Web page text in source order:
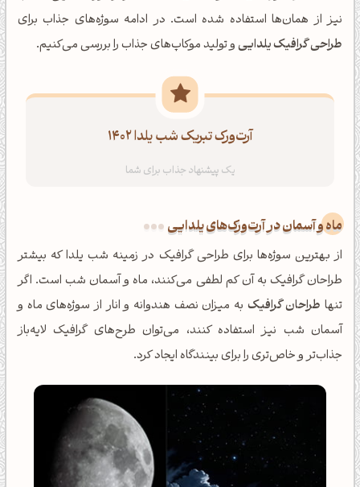
نیز از همان‌ها استفاده شده است. در ادامه سوژه‌های جذاب برای
طراحی گرافیک یلداییو تولید موکاپ‌های جذاب را بررسی می‌کنیم.
آرت‌ورک تبریک شب یلدا 1402
ماه و آسمان در آرت‌ورک‌های یلدایی
از بهترین سوژه‌ها برای طراحی گرافیک در زمینه شب یلدا که بیشتر
طراحان گرافیک به آن کم لطفی می‌کنند، ماه و آسمان شب است. اگر
تنها طراحان گرافیک به میزان نصف هندوانه و انار از سوژه‌های ماه و
آسمان شب نیز استفاده کنند، می‌توان طرح‌های گرافیک لایه‌باز
جذاب‌تر و خاص‌تری را برای بینندگاه ایجاد کرد.